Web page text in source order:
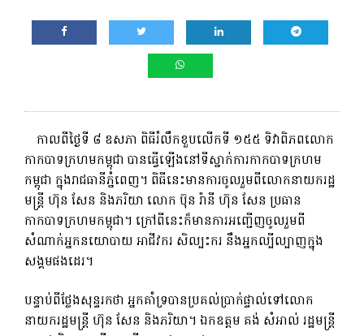
កាលពីថ្ងៃទី ៨ ឧសភា ពិធីរំលឹកខួបលើកទី ១៥៥ ទិវាពិភពលោក
កាកបាទក្រហមកម្ពុជា បានធ្វើឡើងនៅទីស្នាក់ការកាកបាទក្រហម
កម្ពុជា ក្នុងរាជធានីភ្នំពេញ។ ពិធី​នេះ​មាន​ការ​ចូល​រួម​ពី​លោក​នាយក​រដ្ឋ
មន្ត្រី ហ៊ុន សែន និង​ភរិយា លោក ប៊ុន រ៉ានី ហ៊ុន សែន ប្រធាន​
កាកបាទ​ក្រហម​កម្ពុជា។ ក្រៅពីនេះក៏មានការអញ្ជើញចូលរួមពី
សំណាក់អ្នកនយោបាយ អាជីវករ សិល្បះករ នឹងអ្នកល្បីល្បាញក្នុង
សង្គមផងដេរ។
បន្ទាប់​ពី​ថ្លែង​សុន្ទរកថា អ្នក​គាំទ្រ​បាន​ប្រគល់​ប្រាក់​ផ្ទាល់​ទៅ​លោក​
នាយក​រដ្ឋមន្ត្រី ហ៊ុន សែន និង​ភរិយា។ ឯកឧត្តម គង់ សំអាល់ រដ្ឋមន្ត្រី